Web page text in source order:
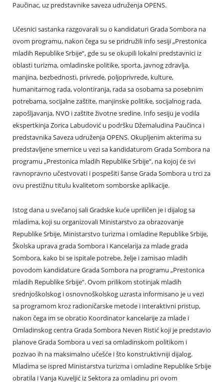
Paučinac, uz predstavnike saveza udruženja OPENS.
Učesnici sastanka razgovarali su o kandidaturi Grada Sombora na
ovom programu, nakon čega su se pridružili info sesiji „Prestonica
mladih Republike Srbije“, gde su se okupili lokalni predstavnici iz
oblasti turizma, omladinske politike, sporta, javnog zdravlja,
manjina, bezbednosti, privrede, poljoprivrede, kulture,
humanitarnog rada, volontiranja, rada sa osobama sa posebnim
potrebama, socijalne zaštite, manjinske politike, socijalnog rada,
zapošljavanja, NVO i zaštite životne sredine. Info sesiju je vodila
ekspertkinja Zorica Labudović u podršku Džemaludina Paučinca i
predstavnika Saveza udruženja OPENS. Okupljenim akterima su
predstavljene smernice u vezi sa kandidaturom Grada Sombora na
programu „Prestonica mladih Republike Srbije“, na kojoj će svi
ravnopravno učestvovati i pospešiti šanse Grada Sombora u trci za
ovu prestižnu titulu kvalitetom somborske aplikacije.
Istog dana u svečanoj sali Gradske kuće upriličen je i dijalog sa
mladima, koji su organizovali Ministarstvo za obrazovanje
Republike Srbije, Ministarstvo turizma i omladine Republike Srbije,
Školska uprava grada Sombora i Kancelarija za mlade grada
Sombora, kako bi se ispitale potrebe, želje i zamisao mladih
povodom kandidature Grada Sombora na programu „Prestonica
mladih Republike Srbije“. Ovom prilikom stotinjak mladih
srednjoškolskog i osnovnoškolskog uzrasta informisano je u vezi
sa programom kroz radioničarske metode i interaktivni pristup,
nakon čega im se obratio Koordinator kancelarije za mlade i
Omladinskog centra Grada Sombora Neven Ristić koji je predstavio
planove Grada Sombora u vezi sa omladinskom politikom i
pozivao ih na maksimalno učešće i što konstruktivniji dijalog.
Mladima se ispred Ministarstva turizma i omladine Republike Srbije
obratila i Vanja Kuveljić iz Sektora za omladinu pri ovom